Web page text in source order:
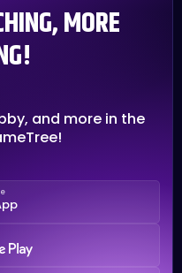
MORE
and more in the